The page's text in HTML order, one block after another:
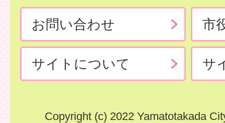
お問い合わせ 市
サイトについて サ
Copyright (c) 2022 Yamatotakada